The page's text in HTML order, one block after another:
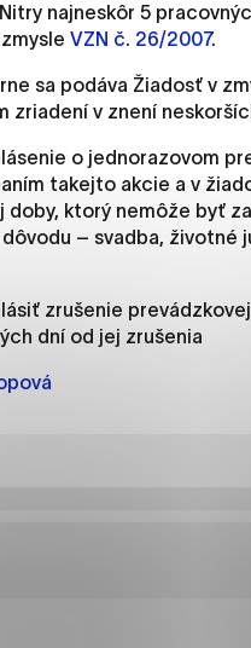
najneskôr 5
VZN č. 26/2007.
sa podáva Žiadosť v
zriadení v znení
o jednorazovom
takejto akcie a v
ktorý nemôže byť
– svadba, životné
zrušenie
dní od jej zrušenia
napríklad k tomu, aby si
tomto okne.
cookies, ktorú
cookie sú pre
základné funkcie, ako je
súborov cookie
pomáhajú